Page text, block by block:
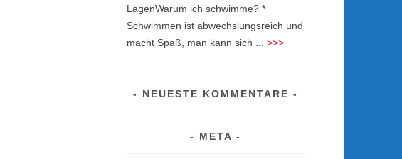
LagenWarum ich schwimme? *
Schwimmen ist abwechslungsreich und
macht Spaß, man kann sich ... >>>
NEUESTE KOMMENTARE
META